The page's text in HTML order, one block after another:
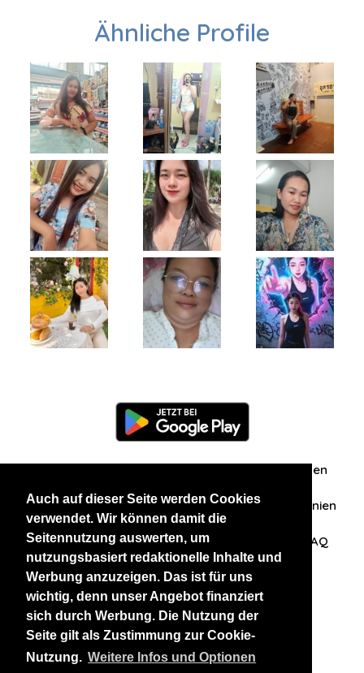
Auch auf dieser Seite werden Cookies
verwendet. Wir können damit die
Seitennutzung auswerten, um
nutzungsbasiert redaktionelle Inhalte und
Werbung anzuzeigen. Das ist für uns
wichtig, denn unser Angebot finanziert
sich durch Werbung. Die Nutzung der
Seite gilt als Zustimmung zur Cookie-
Nutzung. Weitere Infos und Optionen
Ähnliche Profile
Zuschriften/Erfahrungen
Datenschutzerklärung AGB Datenschutzrichtlinien
Nehmen Sie Kontakt mit uns auf FAQ
Unsere anderen Websites
BlackAndBeauties RussianKisses
Copyright 2026 thaidatevip